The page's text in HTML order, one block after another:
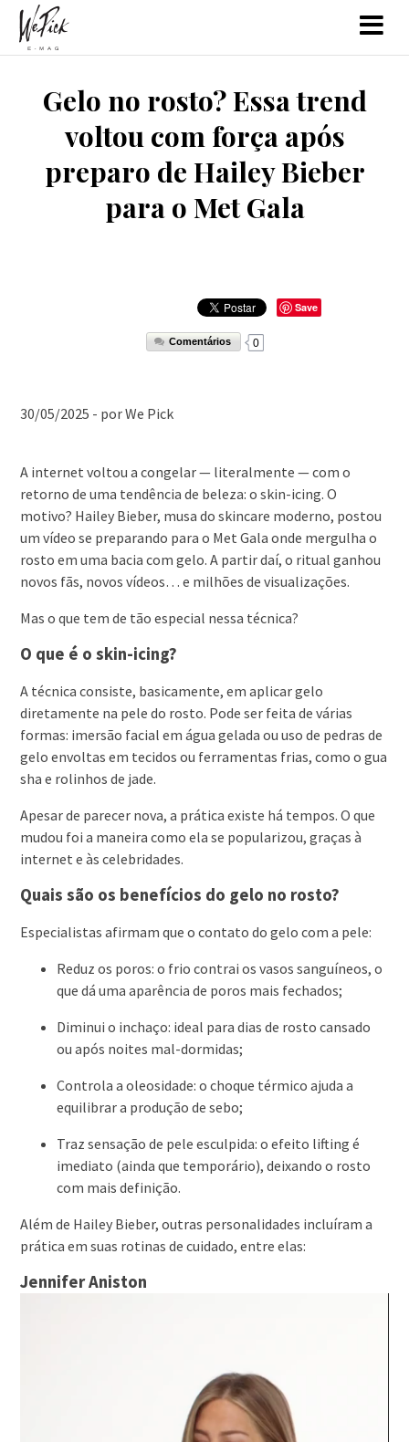
Gelo no rosto? Essa trend
voltou com força após
preparo de Hailey Bieber
para o Met Gala
Save
Comentários 0
30/05/2025 - por We Pick
A internet voltou a congelar — literalmente — com o
retorno de uma tendência de beleza: o skin-icing. O
motivo? Hailey Bieber, musa do skincare moderno, postou
um vídeo se preparando para o Met Gala onde mergulha o
rosto em uma bacia com gelo. A partir daí, o ritual ganhou
novos fãs, novos vídeos… e milhões de visualizações.
Mas o que tem de tão especial nessa técnica?
O que é o skin-icing?
A técnica consiste, basicamente, em aplicar gelo
diretamente na pele do rosto. Pode ser feita de várias
formas: imersão facial em água gelada ou uso de pedras de
gelo envoltas em tecidos ou ferramentas frias, como o gua
sha e rolinhos de jade.
Apesar de parecer nova, a prática existe há tempos. O que
mudou foi a maneira como ela se popularizou, graças à
internet e às celebridades.
Quais são os benefícios do gelo no rosto?
Especialistas afirmam que o contato do gelo com a pele:
Reduz os poros: o frio contrai os vasos sanguíneos, o
que dá uma aparência de poros mais fechados;
Diminui o inchaço: ideal para dias de rosto cansado
ou após noites mal-dormidas;
Controla a oleosidade: o choque térmico ajuda a
equilibrar a produção de sebo;
Traz sensação de pele esculpida: o efeito lifting é
imediato (ainda que temporário), deixando o rosto
com mais definição.
Além de Hailey Bieber, outras personalidades incluíram a
prática em suas rotinas de cuidado, entre elas:
Jennifer Aniston